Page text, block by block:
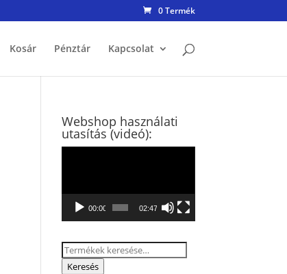
0 Termék
Kosár Pénztár Kapcsolat
Webshop használati
utasítás (videó):
00:00 02:47
Keresés
Keresés